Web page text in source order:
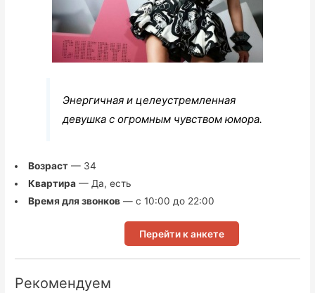
Энергичная и целеустремленная
девушка с огромным чувством юмора.
Возраст— 34
Квартира— Да, есть
Время для звонков— с 10:00 до 22:00
Перейти к анкете
Рекомендуем